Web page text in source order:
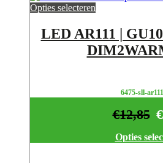
Opties selecteren
LED AR111 |
6475-sll-
€
€12,85
Opties